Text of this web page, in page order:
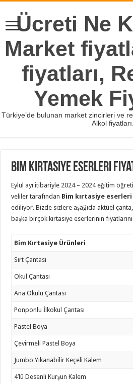
Ücreti Ne
Market
fiyatları,
Yemek
Türkiye’de bulunan market zincirleri ve
Alkol fiyatları.
Bim Kırtasiye Eserleri
Eylül ayı itibariyle 2024 – 2024 eğitim
veliler tarafından Bim kırtasiye
ediliyor. Bizde sizlere aşağıda aktüel
başka birçok kırtasiye eserlerinin
Bim Kırtasiye Ürünleri
Sırt Çantası
Okul Çantası
Ana Okulu Çantası
Ponponlu İlkokul Çantası
Pastel Boya
Çevirmeli Pastel Boya
Jumbo Yıkanabilir Keçeli Kalem
4’lü Desenli Kurşun Kalem